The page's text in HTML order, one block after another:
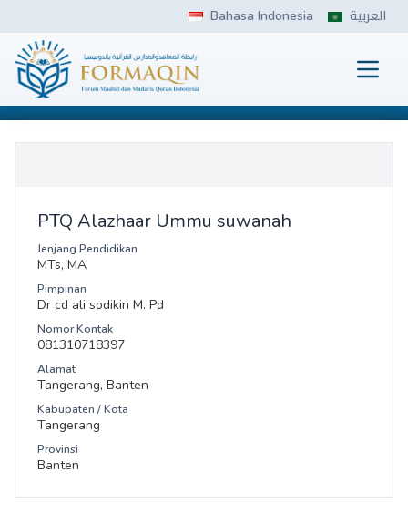
content
Bahasa Indonesia العربية
FORMAQIN
PTQ Alazhaar Ummu suwanah
Jenjang Pendidikan
MTs, MA
Pimpinan
Dr cd ali sodikin M. Pd
Nomor Kontak
081310718397
Alamat
Tangerang, Banten
Kabupaten / Kota
Tangerang
Provinsi
Banten